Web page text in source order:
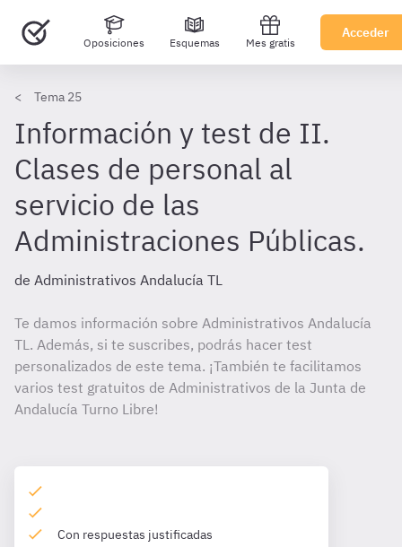
Oposiciones Esquemas Mes gratis
Acceder
Tema 25
Información y test de II.
Clases de personal al
servicio de las
Administraciones Públicas.
de Administrativos Andalucía TL
Te damos información sobre Administrativos Andalucía
TL. Además, si te suscribes, podrás hacer test
personalizados de este tema. ¡También te facilitamos
varios test gratuitos de Administrativos de la Junta de
Andalucía Turno Libre!
Con respuestas justificadas